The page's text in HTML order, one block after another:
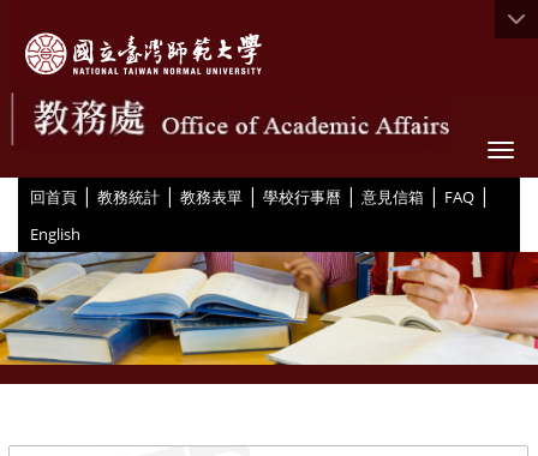
回首頁 | 教務統計 | 教務表單 | 學校行事曆 | 意見信箱 | FAQ |
English